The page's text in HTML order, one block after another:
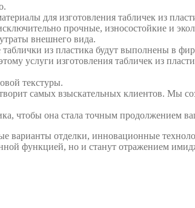
для изготовления табличек из
прочные, износостойкие и
внешнего вида.
из пластика будут выполнены в
услуги изготовления табличек из
текстуры.
самых взыскательных клиентов. Мы
чтобы она стала точным продолжением
варианты отделки, инновационные
функцией, но и станут отражением